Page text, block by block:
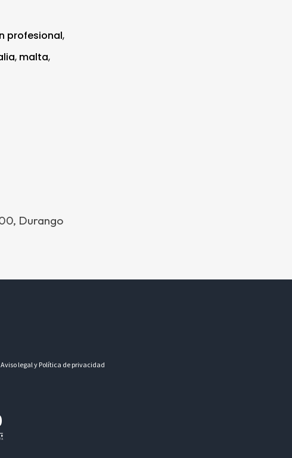
profesional,
, malta,
Durango
Aviso legal y Política de privacidad